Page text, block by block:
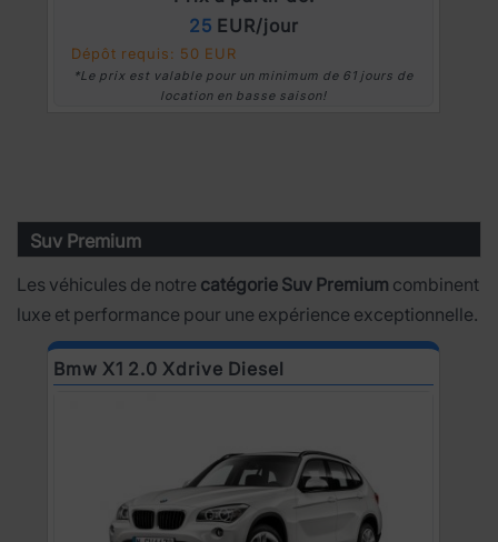
25 EUR/jour
Dépôt requis: 50 EUR
*Le prix est valable pour un minimum de 61 jours de
location en basse saison!
Suv Premium
Les véhicules de notre catégorie Suv Premium combinent
luxe et performance pour une expérience exceptionnelle.
Bmw X1 2.0 Xdrive Diesel